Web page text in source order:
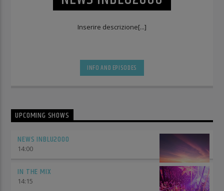
Inserire descrizione[...]
INFO AND EPISODES
UPCOMING SHOWS
NEWS INBLU2000
14:00
IN THE MIX
14:15